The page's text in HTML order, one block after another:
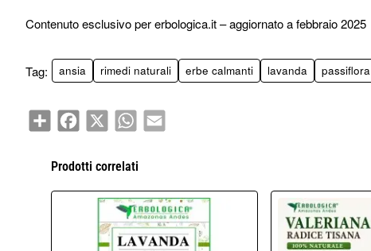
Contenuto esclusivo per erbologica.it – aggiornato a febbraio 2025
Tag: ansia rimedi naturali erbe calmanti lavanda passiflora
ShareFacebook
X WhatsAppEmail
Prodotti correlati